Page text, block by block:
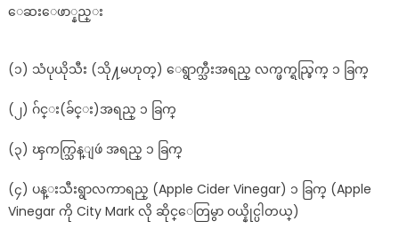
ေဆးေဖာ္နည္း
(၁) သံပုယိုသီး (သို႔မဟုတ္) ေရွာက္သီးအရည္ လက္ဖက္ရည္ခြက္ ၁ ခြက္
(၂) ဂ်င္း(ခ်င္း)အရည္ ၁ ခြက္
(၃) ၾကက္သြန္ျဖဴ အရည္ ၁ ခြက္
(၄) ပန္းသီးရွာလကာရည္ (Apple Cider Vinegar) ၁ ခြက္ (Apple
Vinegar ကို City Mark လို ဆိုင္ေတြမွာ ဝယ္နိုင္ပါတယ္)